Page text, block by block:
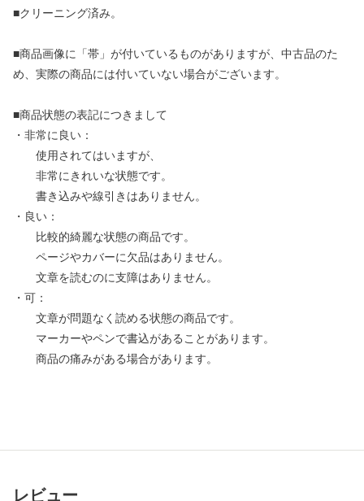
■クリーニング済み。
■商品画像に「帯」が付いているものがありますが、中古品のた
め、実際の商品には付いていない場合がございます。
■商品状態の表記につきまして
・非常に良い：
使用されてはいますが、
非常にきれいな状態です。
書き込みや線引きはありません。
・良い：
比較的綺麗な状態の商品です。
ページやカバーに欠品はありません。
文章を読むのに支障はありません。
・可：
文章が問題なく読める状態の商品です。
マーカーやペンで書込があることがあります。
商品の痛みがある場合があります。
レビュー